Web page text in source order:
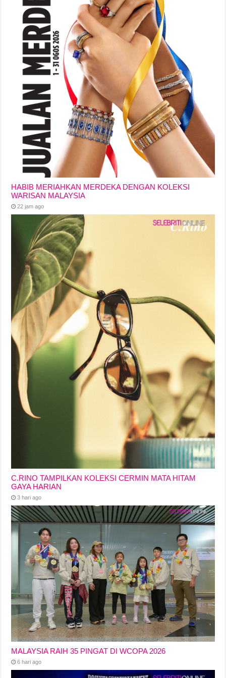
HABIB MERIAHKAN MERDEKA DENGAN KOLEKSI
WARISAN MALAYSIA
22 jam ago
C.RINO TAMPILKAN KOLEKSI CERMIN MATA HITAM
GAYA HARIAN
3 hari ago
MALAYSIA RAIH 35 PINGAT DI WCOPA 2026
6 hari ago